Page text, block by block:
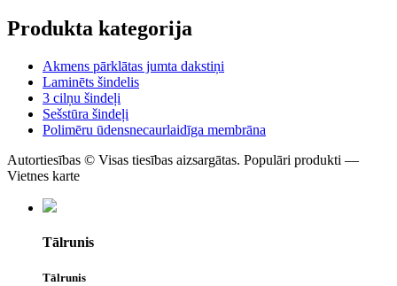
Produkta kategorija
Akmens pārklātas jumta dakstiņi
Laminēts šindelis
3 cilņu šindeļi
Sešstūra šindeļi
Polimēru ūdensnecaurlaidīga membrāna
Autortiesības © Visas tiesības aizsargātas. Populāri produkti —
Vietnes karte
Tālrunis
Tālrunis